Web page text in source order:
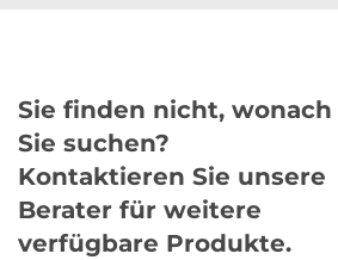
Sie finden nicht, wonach
Sie suchen?
Kontaktieren Sie unsere
Berater für weitere
verfügbare Produkte.